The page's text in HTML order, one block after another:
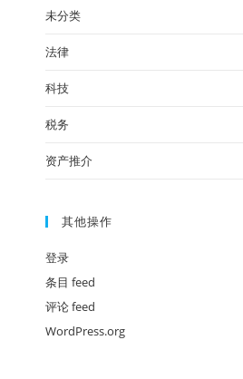
未分类
法律
科技
税务
资产推介
其他操作
登录
条目 feed
评论 feed
WordPress.org